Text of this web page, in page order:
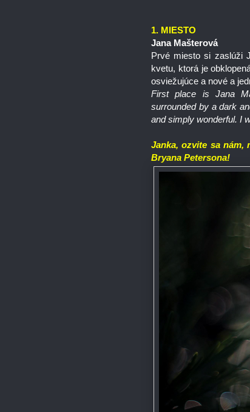
1. MIESTO
Jana Mašterová
Prvé miesto si zaslúži
kvetu, ktorá je
osviežujúce a nové a
First place is Jana
surrounded by a dark
and simply wonderful. I
Janka, ozvite sa nám,
Bryana Petersona!